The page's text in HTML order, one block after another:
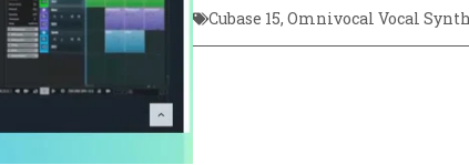
Cubase 15, Omnivocal Vocal Synth